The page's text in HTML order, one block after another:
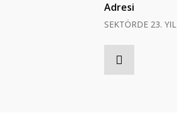
Adresi
SEKTÖRDE 23. YIL